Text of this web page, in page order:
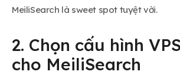
MeiliSearch là sweet spot tuyệt vời.
2. Chọn cấu hình
cho MeiliSearch